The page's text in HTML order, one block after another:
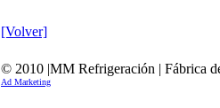
[Volver]
© 2010 |MM Refrigeración | Fábrica
Ad Marketing